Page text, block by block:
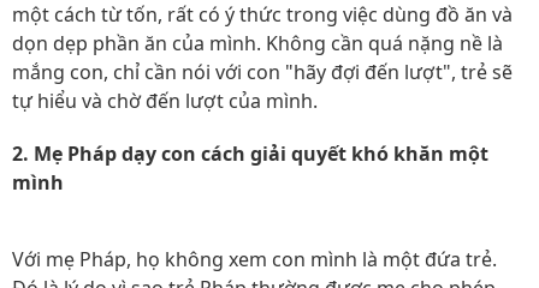
một cách từ tốn, rất có ý thức trong việc dùng đồ ăn và
dọn dẹp phần ăn của mình. Không cần quá nặng nề là
mắng con, chỉ cần nói với con "hãy đợi đến lượt", trẻ sẽ
tự hiểu và chờ đến lượt của mình.
2. Mẹ Pháp dạy con cách giải quyết khó khăn một
mình
Với mẹ Pháp, họ không xem con mình là một đứa trẻ.